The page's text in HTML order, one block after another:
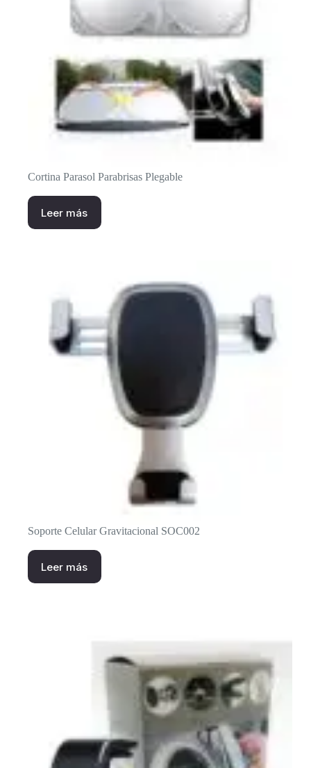
Cortina Parasol Parabrisas Plegable
Leer más
Soporte Celular Gravitacional SOC002
Leer más